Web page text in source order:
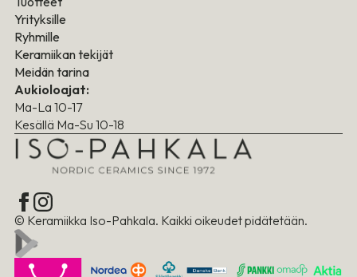
Yrityksille
Ryhmille
Keramiikan tekijät
Meidän tarina
Aukioloajat:
Ma-La 10-17
Kesällä Ma-Su 10-18
© Keramiikka Iso-Pahkala. Kaikki oikeudet pidätetään.